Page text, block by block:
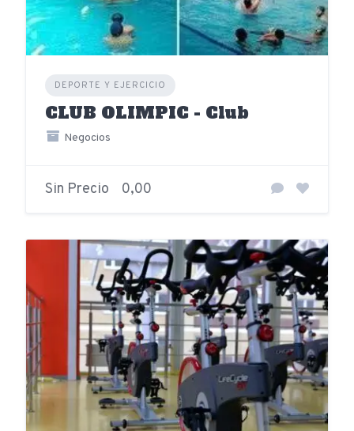
DEPORTE Y EJERCICIO
CLUB OLIMPIC - Club
Negocios
Sin Precio 0,00